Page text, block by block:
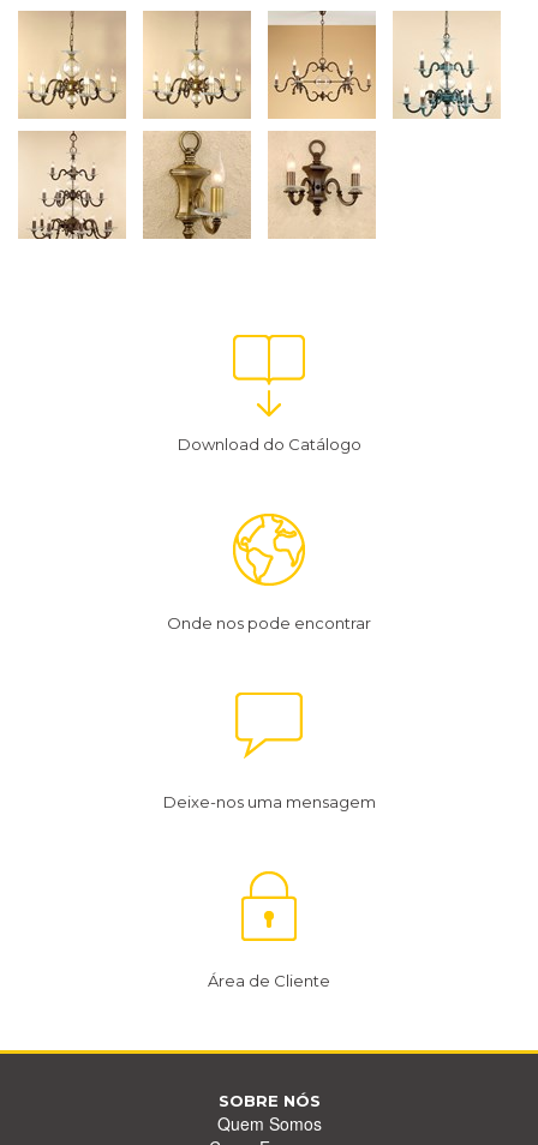
Download do Catálogo
Onde nos pode encontrar
Deixe-nos uma mensagem
Área de Cliente
SOBRE NÓS
Quem Somos